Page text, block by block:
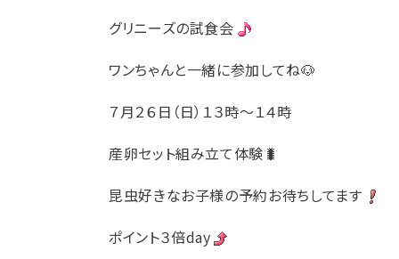
グリニーズの試食会
ワンちゃんと一緒に参加してね🐶
７月２６日（日）１３時～１４時
産卵セット組み立て体験🐛
昆虫好きなお子様の予約お待ちしてます
ポイント３倍day